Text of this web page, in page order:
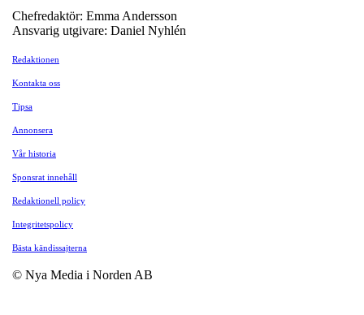
Chefredaktör: Emma Andersson
Ansvarig utgivare: Daniel Nyhlén
Redaktionen
Kontakta oss
Tipsa
Annonsera
Vår historia
Sponsrat innehåll
Redaktionell policy
Integritetspolicy
Bästa kändissajterna
© Nya Media i Norden AB